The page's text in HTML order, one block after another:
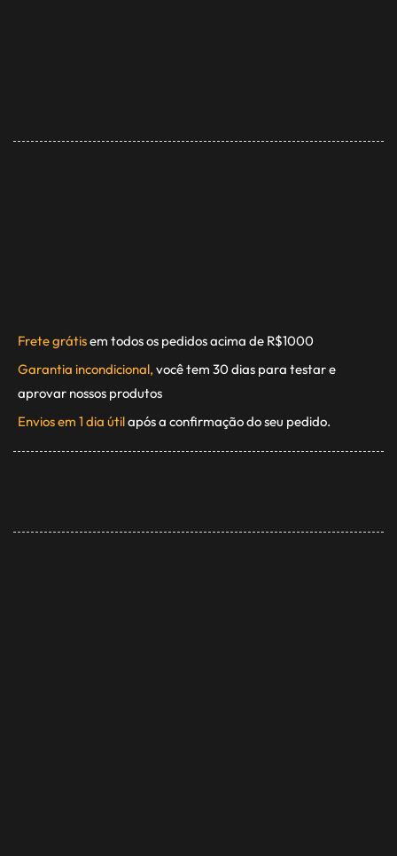
Frete grátisem todos os pedidos acima de R$1000
Garantia incondicional, você tem 30 dias para testar e
aprovar nossos produtos
Envios em 1 dia útilapós a confirmação do seu pedido.